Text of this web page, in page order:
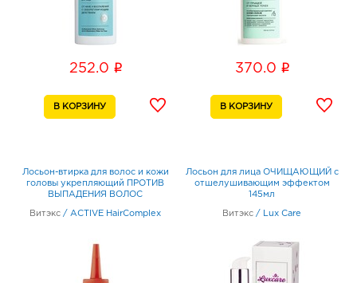
252.0 i 370.0 i
Лосьон-втирка для волос и кожи
головы укрепляющий ПРОТИВ
ВЫПАДЕНИЯ ВОЛОС
Витэкс / ACTIVE HairComplex
Лосьон для лица ОЧИЩАЮЩИЙ с
отшелушивающим эффектом
145мл
Витэкс / Lux Care